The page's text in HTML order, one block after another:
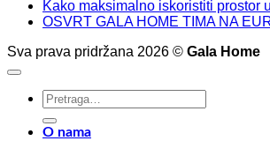
Kako maksimalno iskoristiti prostor
OSVRT GALA HOME TIMA NA
Sva prava pridržana 2026 © Gala Home
Pretraži:
O nama